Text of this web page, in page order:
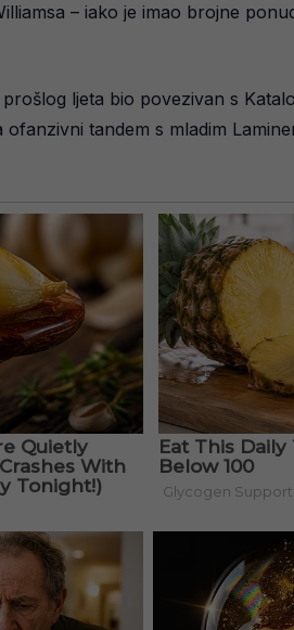
– iako je imao brojne
ljeta bio povezivan s
tandem s mladim